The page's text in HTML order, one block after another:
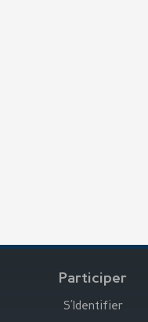
Participer
S’Identifier